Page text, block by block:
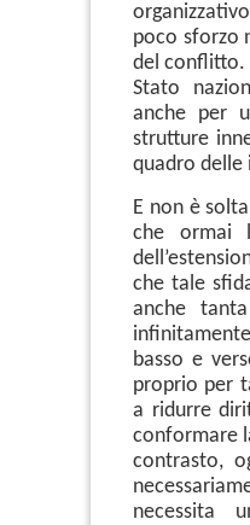
poco sforzo
del conflitto.
Stato
anche per
strutture
quadro delle
E non è
che ormai
che tale
anche
basso e
proprio per
a ridurre
conformare
contrasto,
necessita